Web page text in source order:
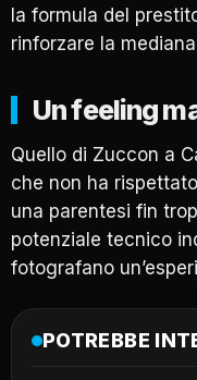
la formula del
rinforzare la
Un feeling
Quello di Zuccon a
che non ha
una parentesi fin
potenziale tecnico
fotografano
POTREBBE